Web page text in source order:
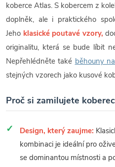
koberce Atlas. S kobercem z
doplněk, ale i praktického
Jeho klasické poutavé vzory,
originalitu, která se bude líbit
Nepřehlédněte také běhouny
stejných vzorech jako kusové
Proč si zamilujete
Design, který zaujme:
kombinaci je ideální pro
se dominantou místnosti a